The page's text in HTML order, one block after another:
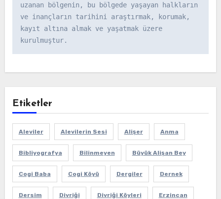
uzanan bölgenin, bu bölgede yaşayan halkların
ve inançların tarihini araştırmak, korumak,
kayıt altına almak ve yaşatmak üzere
kurulmuştur.
Etiketler
Aleviler Alevilerin Sesi Alişer Anma
Bibliyografya Bilinmeyen Büyük Alişan Bey
Cogi Baba Cogi Köyü Dergiler Dernek
Dersim Divriği Divriği Köyleri Erzincan